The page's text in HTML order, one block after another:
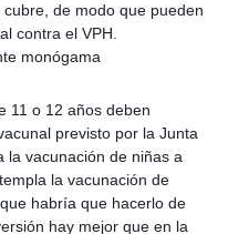
de modo que pueden
contra el VPH.
monógama
11 o 12 años deben
previsto por la Junta
la vacunación de niñas a
la vacunación de
habría que hacerlo de
hay mejor que en la